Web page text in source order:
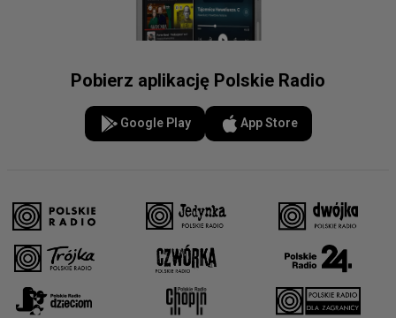
Pobierz aplikację Polskie Radio
Google Play App Store